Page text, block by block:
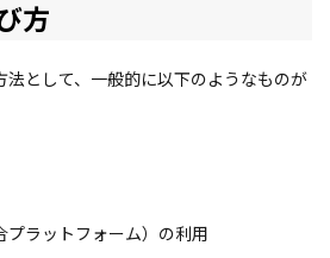
方
法として、一般的に以下のようなものが
プラットフォーム）の利用